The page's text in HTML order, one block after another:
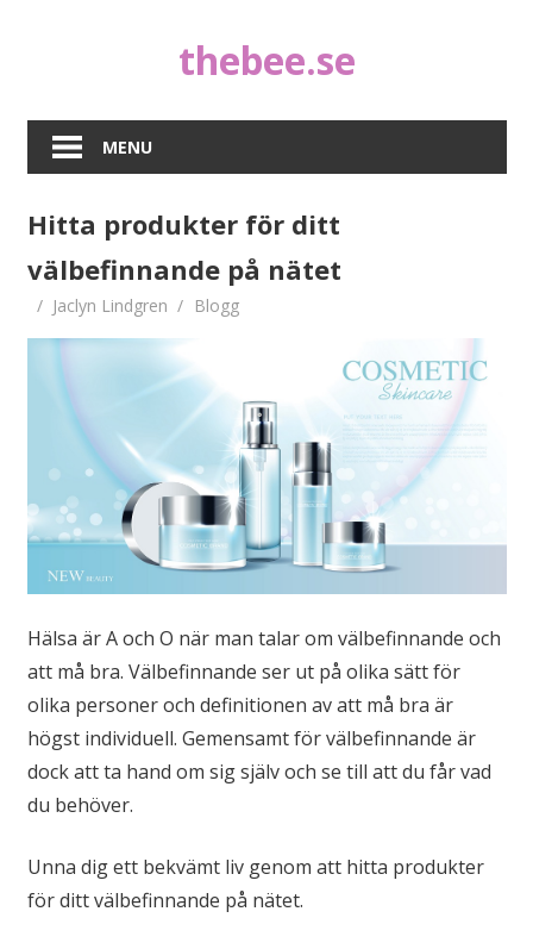
thebee.se
MENU
Hitta produkter för ditt
välbefinnande på nätet
Jaclyn Lindgren Blogg
Hälsa är A och O när man talar om välbefinnande och
att må bra. Välbefinnande ser ut på olika sätt för
olika personer och definitionen av att må bra är
högst individuell. Gemensamt för välbefinnande är
dock att ta hand om sig själv och se till att du får vad
du behöver.
Unna dig ett bekvämt liv genom att hitta produkter
för ditt välbefinnande på nätet.